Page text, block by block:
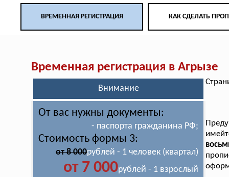
ВРЕМЕННАЯ РЕГИСТРАЦИЯ КАК СДЕЛАТЬ
Временная регистрация в Агрызе
Внимание
От вас нужны документы:
- паспорта гражданина РФ;
Стоимость формы 3:
от 8 000рублей - 1 человек (квартал)
от 7 000рублей - 1 взрослый